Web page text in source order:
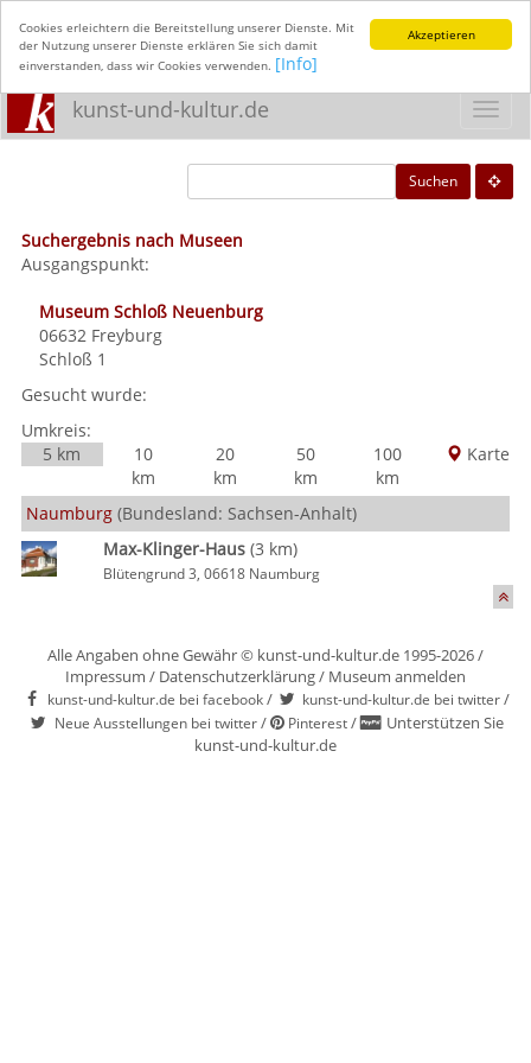
Akzeptieren
Cookies erleichtern die Bereitstellung unserer Dienste. Mit
der Nutzung unserer Dienste erklären Sie sich damit
einverstanden, dass wir Cookies verwenden. [Info]
kunst-und-kultur.de
Suchen
Suchergebnis nach Museen
Ausgangspunkt:
Museum Schloß Neuenburg
06632 Freyburg
Schloß 1
Gesucht wurde:
Umkreis:
5 km
10
km
20
km
50
km
100
km
Karte
Naumburg (Bundesland: Sachsen-Anhalt)
Max-Klinger-Haus(3 km)
Blütengrund 3, 06618 Naumburg
Alle Angaben ohne Gewähr © kunst-und-kultur.de 1995-2026 /
Impressum / Datenschutzerklärung/ Museum anmelden
kunst-und-kultur.de bei facebook/ kunst-und-kultur.de bei twitter/
Neue Ausstellungen bei twitter/ Pinterest/
Unterstützen Sie
kunst-und-kultur.de